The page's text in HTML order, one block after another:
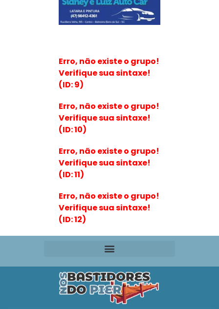
Erro, não existe o grupo!
Verifique sua sintaxe!
(ID: 9)
Erro, não existe o grupo!
Verifique sua sintaxe!
(ID: 10)
Erro, não existe o grupo!
Verifique sua sintaxe!
(ID: 11)
Erro, não existe o grupo!
Verifique sua sintaxe!
(ID: 12)